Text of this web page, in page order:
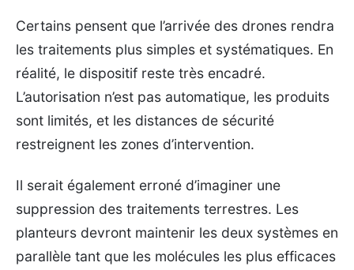
Certains pensent que l’arrivée des drones rendra
les traitements plus simples et systématiques. En
réalité, le dispositif reste très encadré.
L’autorisation n’est pas automatique, les produits
sont limités, et les distances de sécurité
restreignent les zones d’intervention.
Il serait également erroné d’imaginer une
suppression des traitements terrestres. Les
planteurs devront maintenir les deux systèmes en
parallèle tant que les molécules les plus efficaces